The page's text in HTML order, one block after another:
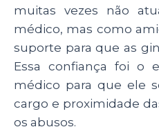
muitas vezes não
médico, mas como
suporte para que as
Essa confiança foi o
médico para que ele
cargo e proximidade
os abusos.